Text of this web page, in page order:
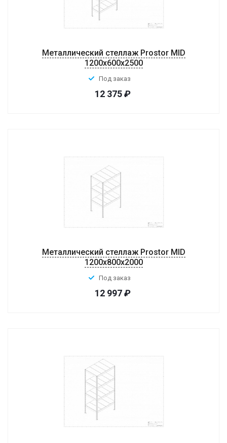
Металлический стеллаж Prostor MID
1200x600x2500
Под заказ
12 375₽
Металлический стеллаж Prostor MID
1200x800x2000
Под заказ
12 997₽